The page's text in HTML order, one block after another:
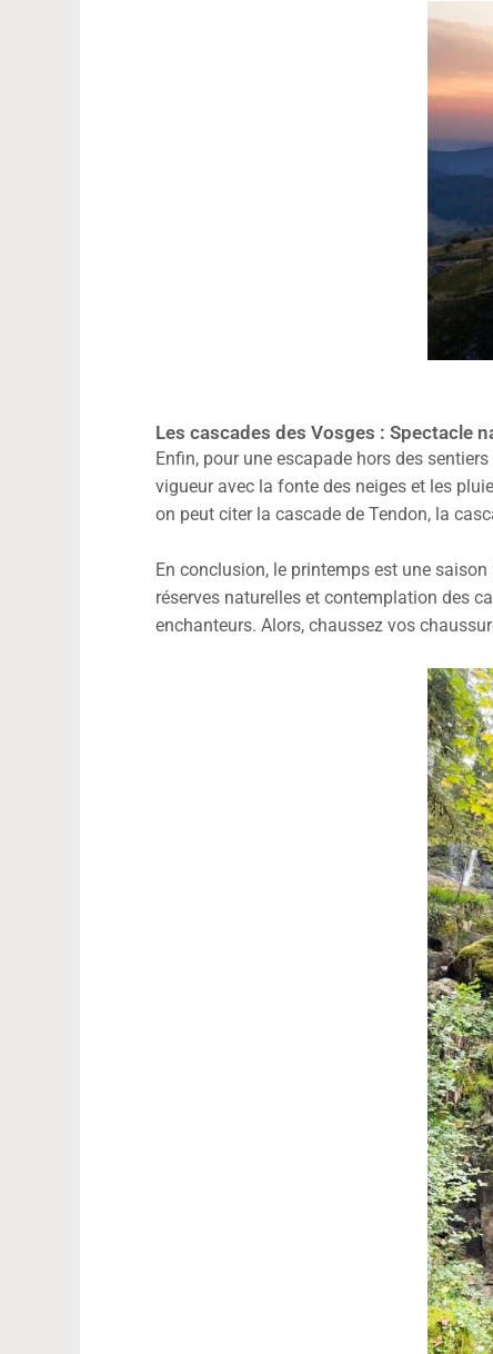
Les cascades des Vosges : Spectacle
Enfin, pour une escapade hors des
vigueur avec la fonte des neiges et les
on peut citer la cascade de Tendon, la
En conclusion, le printemps est une
réserves naturelles et contemplation des
enchanteurs. Alors, chaussez vos